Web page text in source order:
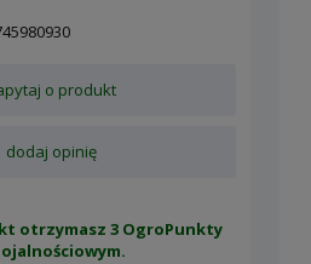
o produkt
dodaj opinię
otrzymasz 3 OgroPunkty
.